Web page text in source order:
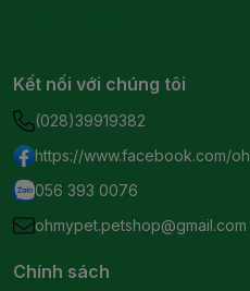
Kết nối với chúng tôi
(028)39919382
https://www.facebook.com/
056 393 0076
ohmypet.petshop@gmail.com
Chính sách